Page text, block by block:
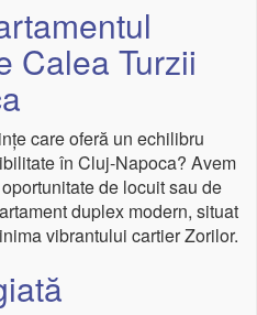
Calea Turzii
care oferă un echilibru
în Cluj-Napoca? Avem
de locuit sau de
duplex modern, situat
vibrantului cartier Zorilor.